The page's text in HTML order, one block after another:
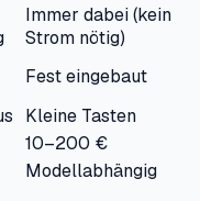
Immer dabei (kein
Strom nötig)
Fest eingebaut
Kleine Tasten
10–200 €
Modellabhängig